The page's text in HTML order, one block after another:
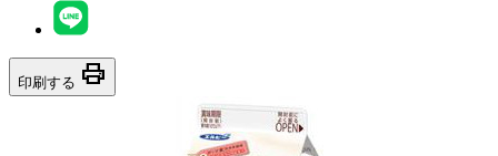
印刷する print